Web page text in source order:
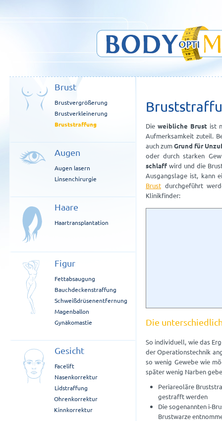
Die weibliche Brustist
Aufmerksamkeit zuteil.
auch zumGrund für
oder durch starken
schlaff wird und die
Ausgangslage ist, kann
Brust durchgeführt
Klinikfinder:
Die
So individuell, wie das
der Operationstechnik
so wenig Gewebe wie
später wenig Narben
Periareoläre
gestrafft werden
Die sogenannten i-
Brustwarze
Brust
Brustvergrößerung
Brustverkleinerung
Bruststraffung
Augen
Augen lasern
Linsenchirurgie
Haare
Haartransplantation
Figur
Fettabsaugung
Bauchdeckenstraffung
Schweißdrüsenentfernung
Magenballon
Gynäkomastie
Gesicht
Facelift
Nasenkorrektur
Lidstraffung
Ohrenkorrektur
Kinnkorrektur